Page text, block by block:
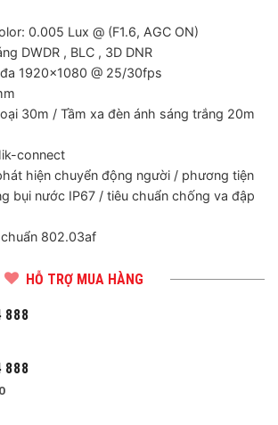
0.005 Lux @ (F1.6, AGC ON)
DWDR , BLC , 3D DNR
1920×1080 @ 25/30fps
30m / Tầm xa đèn ánh sáng trắng 20m
connect
hiện chuyển động người / phương tiện
bụi nước IP67 / tiêu chuẩn chống va đập
802.03af
HỖ TRỢ MUA HÀNG
888
888